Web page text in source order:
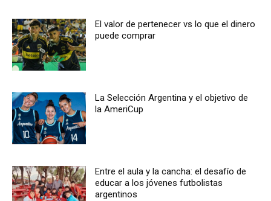
El valor de pertenecer vs lo que el dinero
puede comprar
La Selección Argentina y el objetivo de
la AmeriCup
Entre el aula y la cancha: el desafío de
educar a los jóvenes futbolistas
argentinos